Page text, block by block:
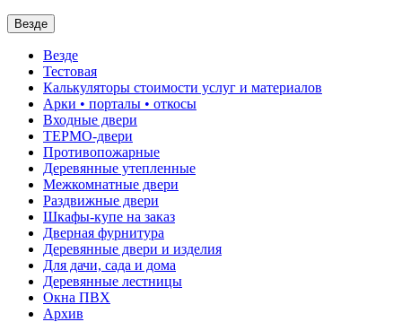
Везде
Везде
Тестовая
Калькуляторы стоимости услуг и материалов
Арки • порталы • откосы
Входные двери
ТЕРМО-двери
Противопожарные
Деревянные утепленные
Межкомнатные двери
Раздвижные двери
Шкафы-купе на заказ
Дверная фурнитура
Деревянные двери и изделия
Для дачи, сада и дома
Деревянные лестницы
Окна ПВХ
Архив